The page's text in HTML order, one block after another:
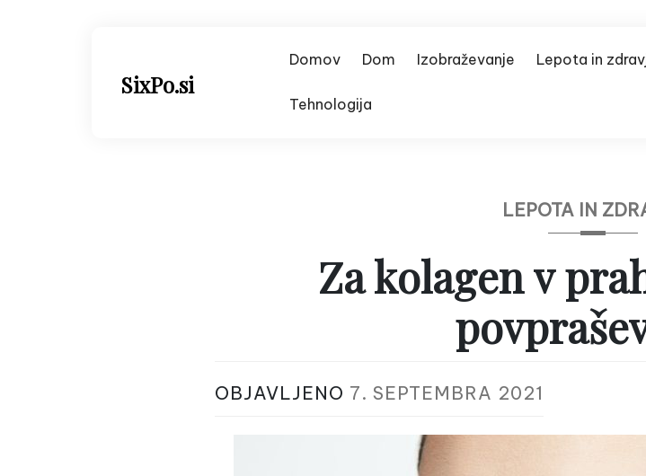
SixPo.si
Domov Dom Izobraževanje Lepota in
Tehnologija
LEPOTA IN
Za kolagen v
OBJAVLJENO 7. SEPTEMBRA 2021